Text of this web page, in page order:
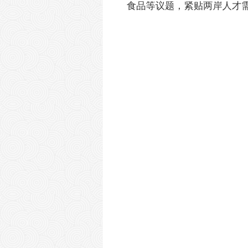
食品等议题，紧贴两岸人才